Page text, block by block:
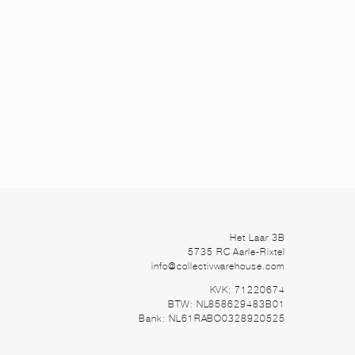
Het Laar 3B
5735 RC Aarle-Rixtel
info@collectivwarehouse.com
KVK: 71220674
BTW: NL858629483B01
Bank: NL61RABO0328920525